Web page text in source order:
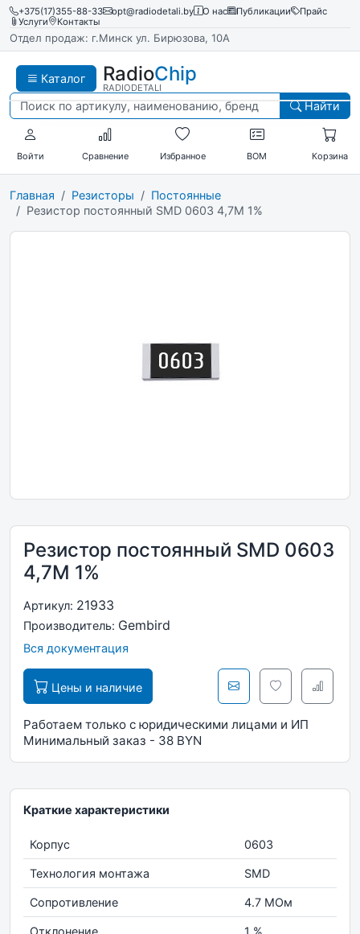
+375(17)355-88-33 opt@radiodetali.by О нас Публикации
Прайс
Услуги
Контакты
Отдел продаж: г.Минск ул. Бирюзова, 10А
Каталог RadioChip
RADIODETALI
Найти
Войти Сравнение Избранное BOM Корзина
Главная Резисторы
Постоянные
Резистор постоянный SMD 0603 4,7M 1%
Резистор постоянный SMD 0603
4,7M 1%
Артикул: 21933
Производитель: Gembird
Вся документация
Цены и наличие
Работаем только с юридическими лицами и ИП
Минимальный заказ - 38 BYN
Краткие характеристики
Корпус 0603
Технология монтажа SMD
Сопротивление 4.7 МОм
Отклонение 1 %